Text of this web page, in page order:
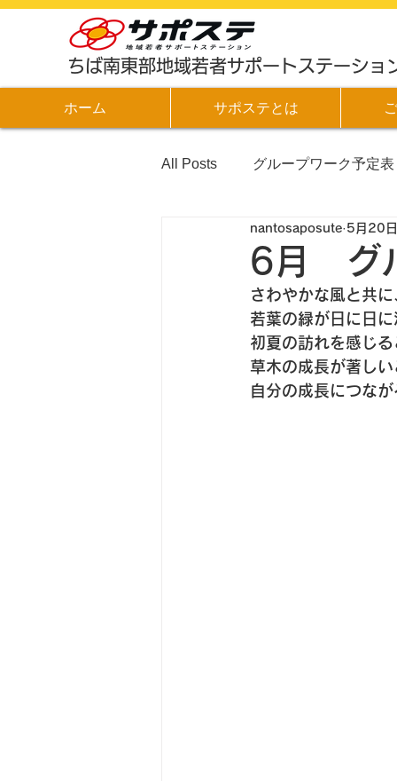
ちば南東部地域若者サポートステーショ
ホーム サポステとは
All Posts グループワーク予定表
6月 グ
nantosaposute 5月20日
さわやかな風と共
若葉の緑が日に日に
初夏の訪れを感じる
草木の成長が著しい
自分の成長につな